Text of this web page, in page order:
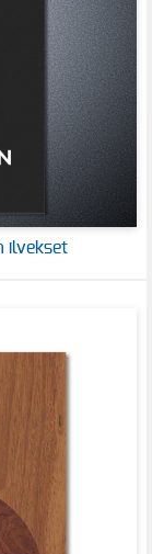
ilvekset